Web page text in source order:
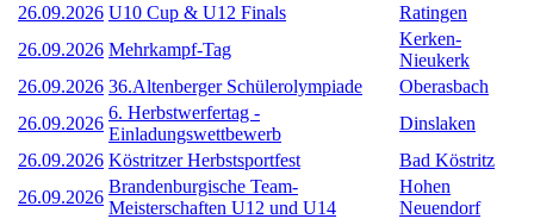
26.09.2026 U10 Cup & U12 Finals
Ratingen
26.09.2026 Mehrkampf-Tag
Kerken-
Nieukerk
26.09.2026 36.Altenberger Schülerolympiade
Oberasbach
26.09.2026
6. Herbstwerfertag -
Einladungswettbewerb
Dinslaken
26.09.2026 Köstritzer Herbstsportfest
Bad Köstritz
26.09.2026
Brandenburgische Team-
Meisterschaften U12 und U14
Hohen
Neuendorf